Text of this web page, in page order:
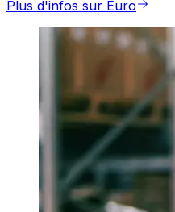
Plus d'infos sur Euro